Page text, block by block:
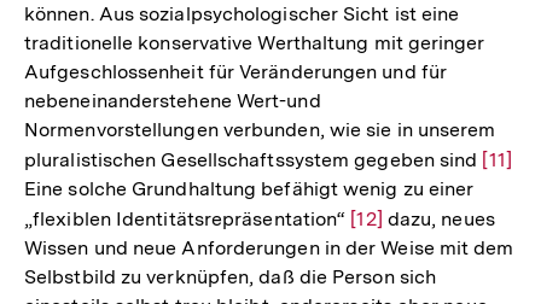
können. Aus sozialpsychologischer Sicht ist eine
traditionelle konservative Werthaltung mit geringer
Aufgeschlossenheit für Veränderungen und für
nebeneinanderstehene Wert-und
Normenvorstellungen verbunden, wie sie in unserem
pluralistischen Gesellschaftssystem gegeben sind Zur
der
[11]
Eine solche Grundhaltung befähigt wenig zu einer
„flexiblen Identitätsrepräsentation“ Zur
Auflösung
der
[12] dazu, neues
Wissen und neue Anforderungen in der Weise mit dem
Selbstbild zu verknüpfen, daß die Person sich